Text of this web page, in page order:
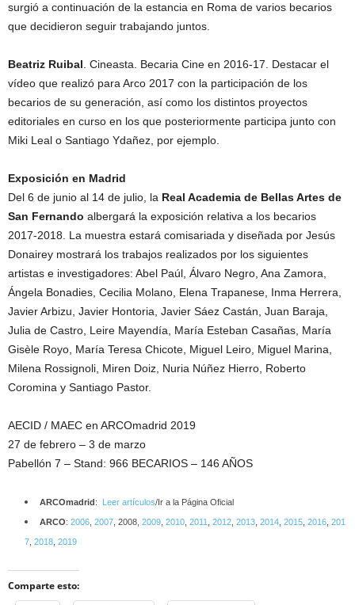
surgió a continuación de la estancia en Roma de varios becarios
que decidieron seguir trabajando juntos.
Beatriz Ruibal . Cineasta. Becaria Cine en 2016-17. Destacar el
vídeo que realizó para Arco 2017 con la participación de los
becarios de su generación, así como los distintos proyectos
editoriales en curso en los que posteriormente participa junto con
Miki Leal o Santiago Ydañez, por ejemplo.
Exposición en Madrid
Del 6 de junio al 14 de julio, la Real Academia de Bellas Artes de
San Fernando albergará la exposición relativa a los becarios
2017-2018. La muestra estará comisariada y diseñada por Jesús
Donairey mostrará los trabajos realizados por los siguientes
artistas e investigadores: Abel Paúl, Álvaro Negro, Ana Zamora,
Ángela Bonadies, Cecilia Molano, Elena Trapanese, Inma Herrera,
Javier Arbizu, Javier Hontoria, Javier Sáez Castán, Juan Baraja,
Julia de Castro, Leire Mayendía, María Esteban Casañas, María
Gisèle Royo, María Teresa Chicote, Miguel Leiro, Miguel Marina,
Milena Rossignoli, Miren Doiz, Nuria Núñez Hierro, Roberto
Coromina y Santiago Pastor.
AECID / MAEC en ARCOmadrid 2019
27 de febrero – 3 de marzo
Pabellón 7 – Stand: 966 BECARIOS – 146 AÑOS
ARCOmadrid: Leer artículos/Ir a la Página Oficial
ARCO: 2006 2007 , 2008, 2009 2010 2011 2012 2013 2014 2015 2016 201
7 2018 2019
Comparte esto: